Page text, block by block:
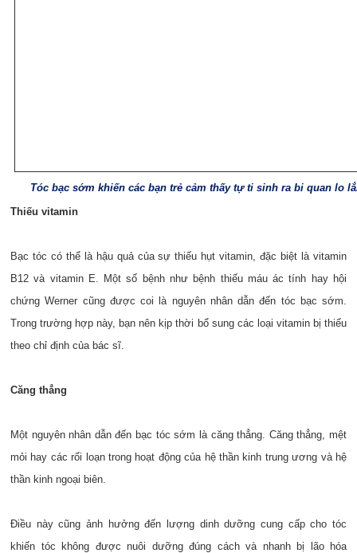
Tóc bạc sớm khiến các bạn trẻ cảm thấy tự ti sinh ra bi quan lo
Thiếu vitamin
Bạc tóc có thể là hậu quả của sự thiếu hụt vitamin, đặc biệt là vitamin
B12 và vitamin E. Một số bệnh như bệnh thiếu máu ác tính hay hội
chứng Werner cũng được coi là nguyên nhân dẫn đến tóc bạc sớm.
Trong trường hợp này, bạn nên kịp thời bổ sung các loại vitamin bị thiếu
theo chỉ định của bác sĩ.
Căng thẳng
Một nguyên nhân dẫn đến bạc tóc sớm là căng thẳng. Căng thẳng, mệt
mỏi hay các rối loạn trong hoạt động của hệ thần kinh trung ương và hệ
thần kinh ngoại biên.
Điều này cũng ảnh hưởng đến lượng dinh dưỡng cung cấp cho tóc
khiến tóc không được nuôi dưỡng đúng cách và nhanh bị lão hóa